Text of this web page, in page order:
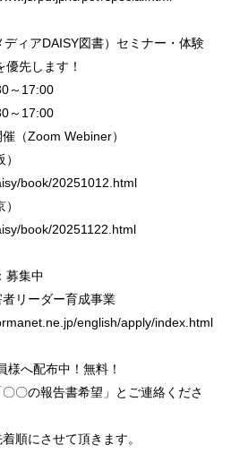
ィアDAISY図書）セミナー・体験
先します！
～17:00
～17:00
（Zoom Webiner）
book/20251012.html
book/20251122.html
募集中
リーダー育成事業
english/apply/index.html
へ配布中！無料！
〇の報告書希望」とご連絡くださ
順にさせて頂きます。